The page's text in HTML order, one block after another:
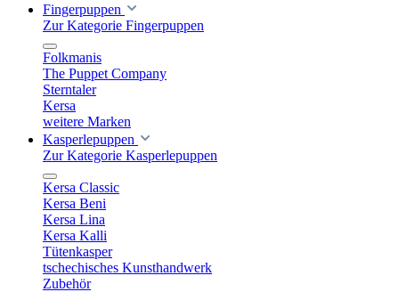
Fingerpuppen
Zur Kategorie Fingerpuppen
Folkmanis
The Puppet Company
Sterntaler
Kersa
weitere Marken
Kasperlepuppen
Zur Kategorie Kasperlepuppen
Kersa Classic
Kersa Beni
Kersa Lina
Kersa Kalli
Tütenkasper
tschechisches Kunsthandwerk
Zubehör